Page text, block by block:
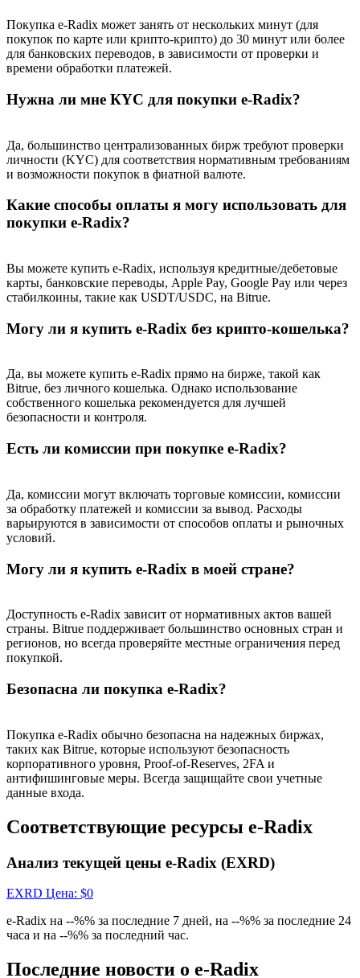
Exclusive for BitMart Users
Register & Trade to Win 500,000 USDT
Precious Metals Trading Carnival
Trade Gold & Silver · 33,333 USDT Bonus
USDT New User Exclusive 10% APR
USDT Flexible Staking | Daily Rewards
Trade New Futures, Win 200,000 USDT
Crypto World Cup 2026: Grand Finale
Больше событий
ЛогинЗарегистрироваться
Покупка e-Radix может занять от нескольких минут (для
покупок по карте или крипто-крипто) до 30 минут или более
для банковских переводов, в зависимости от проверки и
времени обработки платежей.
Нужна ли мне КYC для покупки e-Radix?
Да, большинство централизованных бирж требуют проверки
личности (KYC) для соответствия нормативным требованиям
и возможности покупок в фиатной валюте.
Какие способы оплаты я могу использовать для
покупки e-Radix?
Вы можете купить e-Radix, используя кредитные/дебетовые
карты, банковские переводы, Apple Pay, Google Pay или через
стабилкоины, такие как USDT/USDC, на Bitrue.
Могу ли я купить e-Radix без крипто-кошелька?
Да, вы можете купить e-Radix прямо на бирже, такой как
Bitrue, без личного кошелька. Однако использование
собственного кошелька рекомендуется для лучшей
безопасности и контроля.
Есть ли комиссии при покупке e-Radix?
Да, комиссии могут включать торговые комиссии, комиссии
за обработку платежей и комиссии за вывод. Расходы
варьируются в зависимости от способов оплаты и рыночных
условий.
Могу ли я купить e-Radix в моей стране?
Доступность e-Radix зависит от нормативных актов вашей
страны. Bitrue поддерживает большинство основных стран и
регионов, но всегда проверяйте местные ограничения перед
покупкой.
Безопасна ли покупка e-Radix?
Покупка e-Radix обычно безопасна на надежных биржах,
таких как Bitrue, которые используют безопасность
корпоративного уровня, Proof-of-Reserves, 2FA и
антифишинговые меры. Всегда защищайте свои учетные
данные входа.
Соответствующие ресурсы e-Radix
Анализ текущей цены e-Radix (EXRD)
EXRD Цена: $0
e-Radix на --%% за последние 7 дней, на --%% за последние 24
часа и на --%% за последний час.
Последние новости о e-Radix